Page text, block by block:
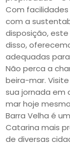
Com
com a
disposição,
disso,
adequadas
Não perca a
beira-mar.
sua jornada em
mar hoje
Barra Velha é
Catarina mais
de diversas